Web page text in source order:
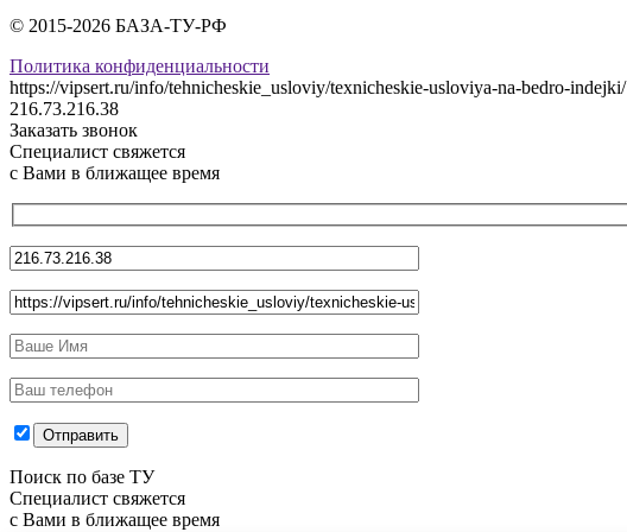
© 2015-2026 БАЗА-ТУ-РФ
Политика конфиденциальности
https://vipsert.ru/info/tehnicheskie_usloviy/texnicheskie-usloviya-na-bedro-indejki/
216.73.216.38
Заказать звонок
Специалист свяжется
с Вами в ближащее время
Поиск по базе ТУ
Специалист свяжется
с Вами в ближащее время